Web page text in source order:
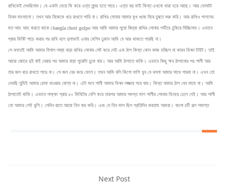
রাখিকেই দেখছিলাম। যে একটা মেয়ে কি করে এত্ত সুন্দর হতে পারে। এত্ত বড় ‍মাই কিন্ত এখনো খারা হয়ে আছে। আর ভোদাটা
ভিষন মাংসালো। তখন আর নিজেকে ধরে রাখতে পারি না। রাখির সোনায় আমার মুখ গুজে দিয়ে চুষতে শুরু করি। আর রাখিও পাগলের
মত আহ আহ করতে থাকে।bangla choti golpo আর আমি আমার পুরো জিহ্বা রাখির সোনার গভীরে ঢুকিয়ে দিচ্ছিলাম। এভাবে
প্রায় মিনিট পাচে করার পর রাখি বলে দুলাভাই এবার মেশিন ঢুকান আমি যে আর থাকতে পারছি না।
সে বলতেই আমি আমার বিশাল লম্বা বাড়া রাখির সোনায় সেট করে দেই এক ঠাপ কিন্ত কোন কাজ হচ্ছিল না কারন ভিষন টাইট। তাই
আরো জোরে দুই ঘাই দেয়ার পর আমার বাড়া পুরোটা ঢুকে যায়। আর আমি ঠাপাতে থাকি। এভাবে কিছু ক্ষন ঠাপানোর পর শালী আর
তার জল ধরে রাখতে পারে না। সে জল বের করে ফেলে। তখন আমি বলি কিগো মাগি খুব যে বললা আমার সাথে পারবা না। এখন তো
দেখছি তুমিই আমার চোদা খাওয়ার যোগ্য না। এটা শুনে শালী আমার ভিষন লজ্জায় পরে যায়। কিন্ত আমার ঠাপ যেন থামে না। আমি
ঠাপাতেই থাকি। এভাবে পাক্কা প্রায় ৫০ মিনিটের বেশি করে তারপর আমার সমস্ত মাল শালীর সোনার ভিতরে ঢেলে দেই। আর শালী
তো আমার সেই খুশি। সেদিন রাতে আরো তিন বার করি। এবং যে তিন মাস ছিল প্রতিদিন করতাম আমরা। বাংলা চটি গল্প সমাপ্ত
Next Post